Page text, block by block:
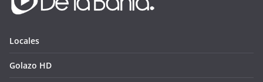
Locales
Golazo HD